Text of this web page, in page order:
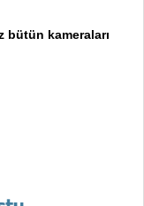
bütün kameraları